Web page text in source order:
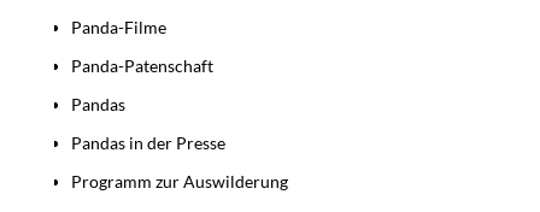
Panda-Filme
Panda-Patenschaft
Pandas
Pandas in der Presse
Programm zur Auswilderung